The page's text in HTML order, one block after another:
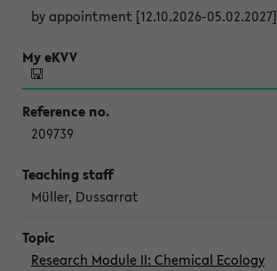
by appointment [12.10.2026-05.02.2027]
209739
Müller, Dussarrat
Research Module II: Chemical Ecology